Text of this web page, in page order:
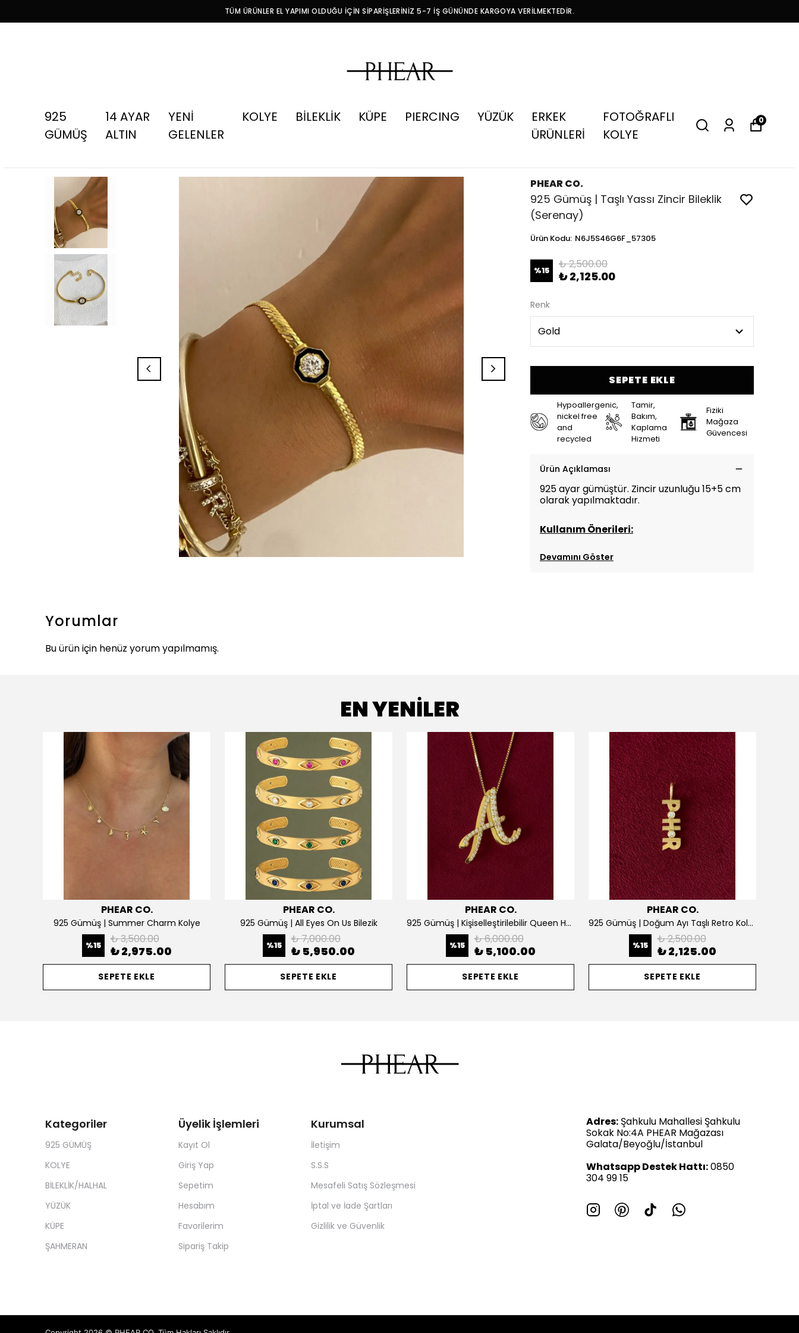
TÜM ÜRÜNLER EL YAPIMI OLDUĞU İÇİN SİPARİŞLERİNİZ 5-7 İŞ GÜNÜNDE KARGOYA VERİLMEKTEDİR.
925
GÜMÜŞ
14 AYAR
ALTIN
YENİ
GELENLER
KOLYE BİLEKLİK KÜPE PIERCING YÜZÜK
ERKEK
ÜRÜNLERİ
FOTOĞRAFLI
KOLYE
0
PHEAR CO.
925 Gümüş | Taşlı Yassı Zincir Bileklik
(Serenay)
Ürün Kodu: N6J5S46G6F_57305
%15 ₺ 2,500.00
₺ 2,125.00
Renk
SEPETE EKLE
Hypoallergenic,
nickel free
and
recycled
Tamir,
Bakım,
Kaplama
Hizmeti
Fiziki
Mağaza
Güvencesi
Ürün Açıklaması
925 ayar gümüştür. Zincir uzunluğu 15+5 cm
olarak yapılmaktadır.
Kullanım Önerileri:
Devamını Göster
Yorumlar
Bu ürün için henüz yorum yapılmamış.
EN YENİLER
PHEAR CO.
925 Gümüş | Summer Charm Kolye
%15 ₺ 3,500.00
₺ 2,975.00
SEPETE EKLE
PHEAR CO.
925 Gümüş | All Eyes On Us Bilezik
%15 ₺ 7,000.00
₺ 5,950.00
SEPETE EKLE
PHEAR CO.
925 Gümüş | Kişiselleştirilebilir Queen Harf Kolye
%15 ₺ 6,000.00
₺ 5,100.00
SEPETE EKLE
PHEAR CO.
925 Gümüş | Doğum Ayı Taşlı Retro Kolye
%15 ₺ 2,500.00
₺ 2,125.00
SEPETE EKLE
Kategoriler
925 GÜMÜŞ
KOLYE
BİLEKLİK/HALHAL
YÜZÜK
KÜPE
ŞAHMERAN
Üyelik İşlemleri
Kayıt Ol
Giriş Yap
Sepetim
Hesabım
Favorilerim
Sipariş Takip
Kurumsal
İletişim
S.S.S
Mesafeli Satış Sözleşmesi
İptal ve İade Şartları
Gizlilik ve Güvenlik
Adres: Şahkulu Mahallesi Şahkulu
Sokak No:4A PHEAR Mağazası
Galata/Beyoğlu/İstanbul
Whatsapp Destek Hattı:0850
304 99 15